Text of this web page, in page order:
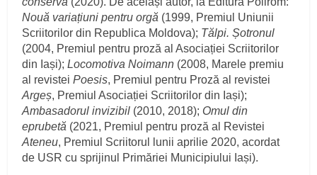
Nouă variațiuni pentru orgă (1999, Premiul Uniunii
Scriitorilor din Republica Moldova); Tălpi. Șotronul
(2004, Premiul pentru proză al Asociației Scriitorilor
din Iași);Locomotiva Noimann (2008, Marele premiu
al revisteiPoesis, Premiul pentru Proză al revistei
Argeș, Premiul Asociației Scriitorilor din Iași);
Ambasadorul invizibil (2010, 2018); Omul din
eprubetă (2021, Premiul pentru proză al Revistei
Ateneu, Premiul Scriitorul lunii aprilie 2020, acordat
de USR cu sprijinul Primăriei Municipiului Iași).